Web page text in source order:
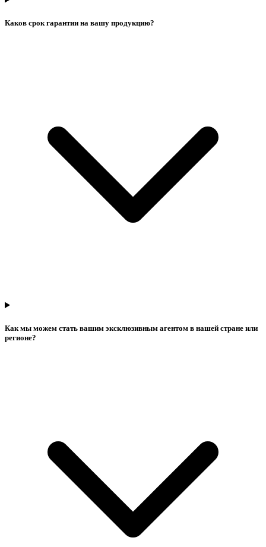
Каков срок гарантии на вашу продукцию?
Как мы можем стать вашим эксклюзивным агентом в нашей стране или
регионе?